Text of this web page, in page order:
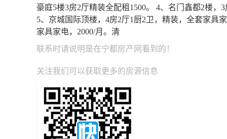
豪庭5楼3房2厅精装全配租1500。 4、名门鑫都2楼
5、京城国际顶楼，4房2厅1厨2卫，精装，全套家具
家具家电，2000/月。清
联系时请说明是在宁都房产网 看到的！
关注我们可以获取更多的房源信息